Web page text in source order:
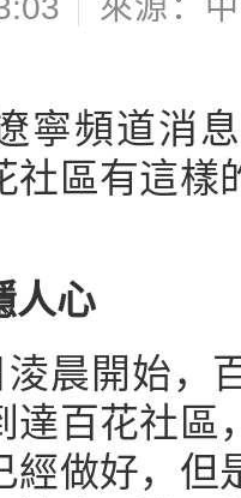
來源：
頻道消息
社區有這樣
人心
開始，
達百花社區
經做好，但